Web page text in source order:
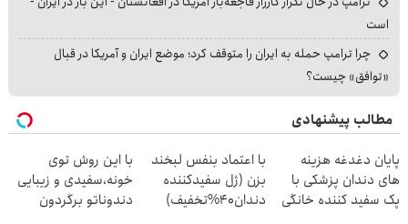
است
چرا ترامپ حمله به ایران را متوقف کرد؛ موضع ایران و آمریکا در قبال
«توافق» چیست؟
مطالب پیشنهادی
پایان دغدغه هزینه
های دندان پزشکی با
پک سفید کننده خانگی
با اعتماد بنفس لبخند
بزن (ژل سفیدکننده
دندان40%تخفیف)
با این روش توی
خونه،سفیدی و زیبایی
دندوناتو برگردون